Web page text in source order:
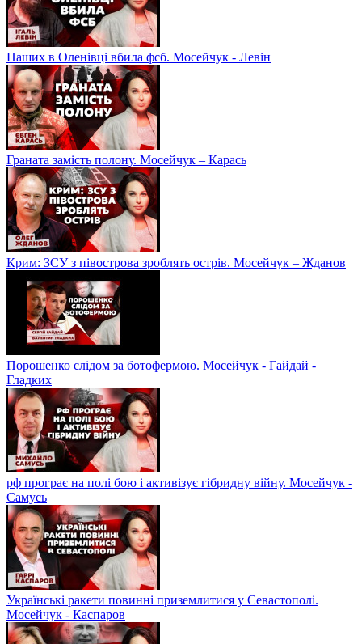
Наших в Оленівці вбила фсб. Мосейчук - Левін
Граната замість полону. Мосейчук – Карась
Крим: ЗСУ з півострова зроблять острів. Мосейчук – Жданов
Порошенко слідом за ботофермою. Мосейчук - Гайдай -
Гладких
рф програє на полі бою і активізує гібридну війну. Мосейчук -
Самусь
Українські ракети повинні приземлитися у Севастополі.
Мосейчук - Каспаров